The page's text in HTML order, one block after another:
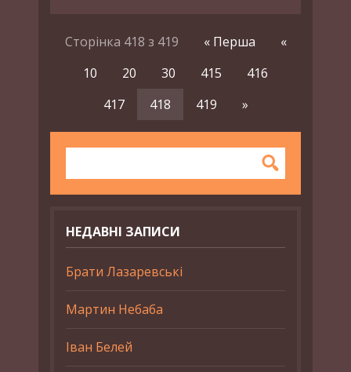
Сторінка 418 з 419 « Перша
«
10
20 30 415
416
417
418 419 »
НЕДАВНІ ЗАПИСИ
Брати Лазаревські
Мартин Небаба
Іван Белей